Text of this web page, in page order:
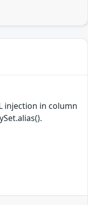
injection in column